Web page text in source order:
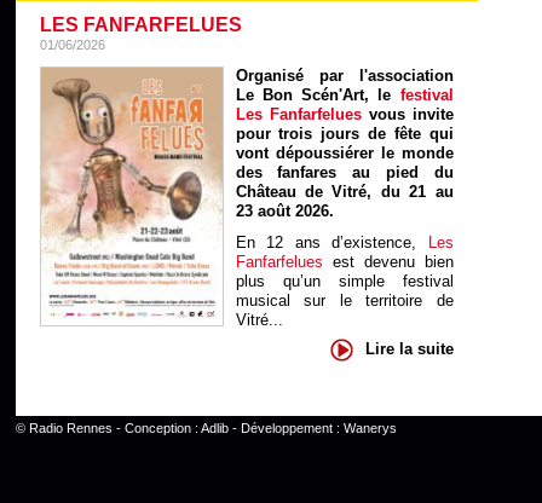
LES FANFARFELUES
01/06/2026
Organisé par l'association
Le Bon Scén'Art, le festival
Les Fanfarfelues vous invite
pour trois jours de fête qui
vont dépoussiérer le monde
des fanfares au pied du
Château de Vitré, du 21 au
23 août 2026.
En 12 ans d’existence, Les
Fanfarfelues est devenu bien
plus qu’un simple festival
musical sur le territoire de
Vitré...
Lire la suite
© Radio Rennes - Conception : Adlib- Développement : Wanerys